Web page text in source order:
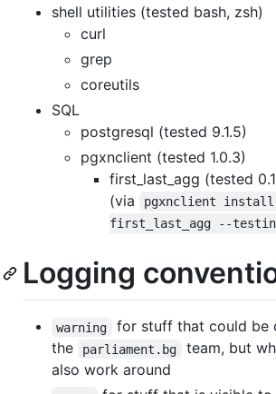
shell utilities (tested bash, zsh)
curl
grep
coreutils
SQL
postgresql (tested 9.1.5)
pgxnclient (tested 1.0.3)
first_last_agg (tested
(via
pgxnclient install
first_last_agg --
Logging
warning
for stuff that could be
the
parliament.bg
team, but
also work around